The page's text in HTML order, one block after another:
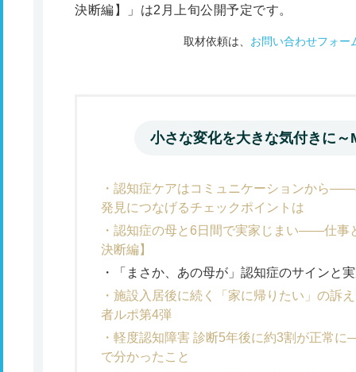
決断編】」は2月上旬公開予定です。
取材依頼は、 お問い合わせフォー
小さな変化を大きな気付きに～
認知症ケアはコミュニケーションから
発見につなげるチェックポイントは
認知症の母と6日間で実家じまい――仕事
決断編】
「まさか、あの母が」認知症のサインと
施設入居後に続く「家に帰りたい」の訴
者ルポ第4弾
軽度認知障害 診断5年後に約3割が正常
で分かったこと